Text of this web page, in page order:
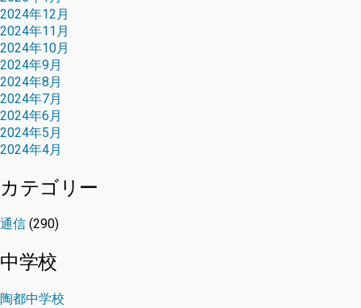
2024年12月
2024年11月
2024年10月
2024年9月
2024年8月
2024年7月
2024年6月
2024年5月
2024年4月
カテゴリー
通信 (290)
中学校
陶都中学校